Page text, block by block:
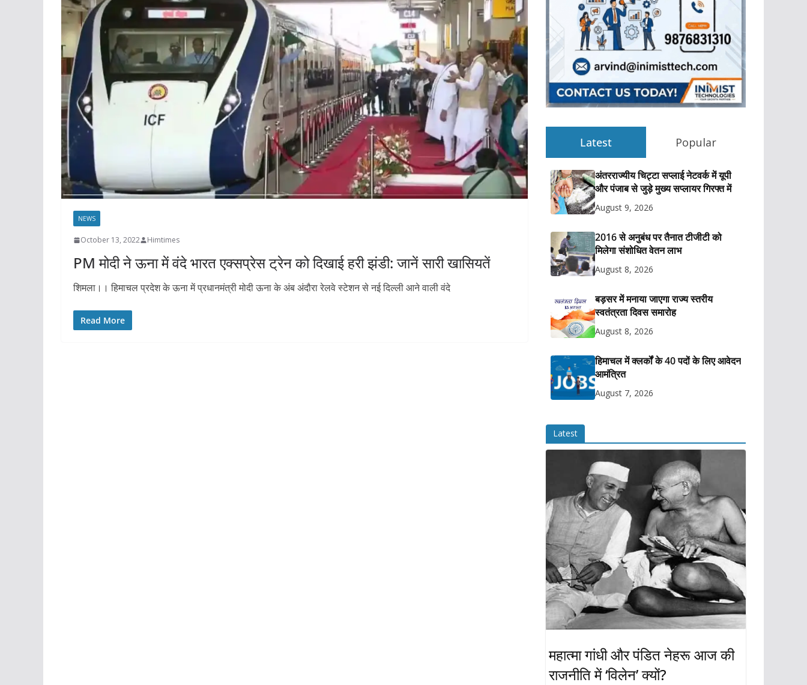
NEWS
October 13, 2022 Himtimes
PM मोदी ने ऊना में वंदे भारत एक्सप्रेस ट्रेन को दिखाई हरी झंडी: जानें सारी खासियतें
शिमला।। हिमाचल प्रदेश के ऊना में प्रधानमंत्री मोदी ऊना के अंब अंदौरा रेलवे स्टेशन से नई दिल्ली आने वाली वंदे
Read More
Latest Popular
अंतरराज्यीय चिट्टा सप्लाई नेटवर्क में यूपी
और पंजाब से जुड़े मुख्य सप्लायर गिरफ्त में
August 9, 2026
2016 से अनुबंध पर तैनात टीजीटी को
मिलेगा संशोधित वेतन लाभ
August 8, 2026
बड़सर में मनाया जाएगा राज्य स्तरीय
स्वतंत्रता दिवस समारोह
August 8, 2026
हिमाचल में क्लर्कों के 40 पदों के लिए आवेदन
आमंत्रित
August 7, 2026
Latest
महात्मा गांधी और पंडित नेहरू आज की
राजनीति में ‘विलेन’ क्यों?